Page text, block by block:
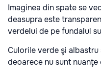
Imaginea din spate se
deasupra este
verdelui de pe fundalul
Culorile verde şi
deoarece nu sunt nuanţe